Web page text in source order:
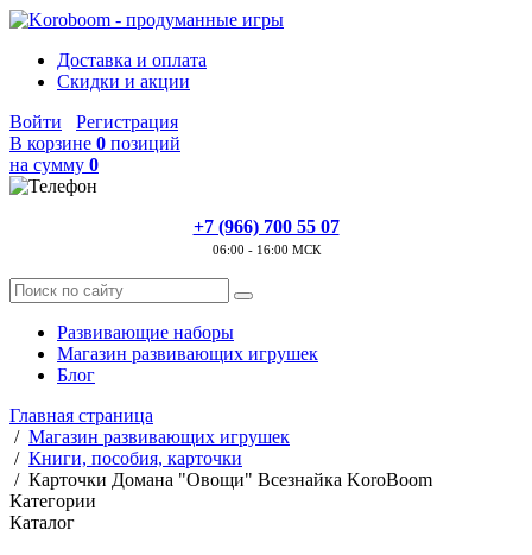
Доставка и оплата
Скидки и акции
Войти
Регистрация
В корзине 0 позиций
на сумму 0
+7 (966) 700 55 07
06:00 - 16:00 МСК
Развивающие наборы
Магазин развивающих игрушек
Блог
Главная страница
/ Магазин развивающих игрушек
/ Книги, пособия, карточки
/ Карточки Домана "Овощи" Всезнайка KoroBoom
Категории
Каталог